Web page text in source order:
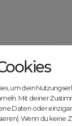
bei
um dein
Mit deiner
Daten oder
Wenn du keine